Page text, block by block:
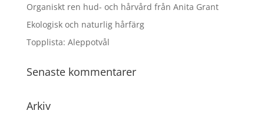
Organiskt ren hud- och hårvård från Anita Grant
Ekologisk och naturlig hårfärg
Topplista: Aleppotvål
Senaste kommentarer
Arkiv